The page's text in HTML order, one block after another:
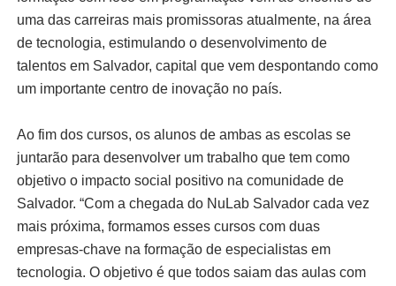
uma das carreiras mais promissoras atualmente, na área
de tecnologia, estimulando o desenvolvimento de
talentos em Salvador, capital que vem despontando como
um importante centro de inovação no país.
Ao fim dos cursos, os alunos de ambas as escolas se
juntarão para desenvolver um trabalho que tem como
objetivo o impacto social positivo na comunidade de
Salvador. “Com a chegada do NuLab Salvador cada vez
mais próxima, formamos esses cursos com duas
empresas-chave na formação de especialistas em
tecnologia. O objetivo é que todos saiam das aulas com